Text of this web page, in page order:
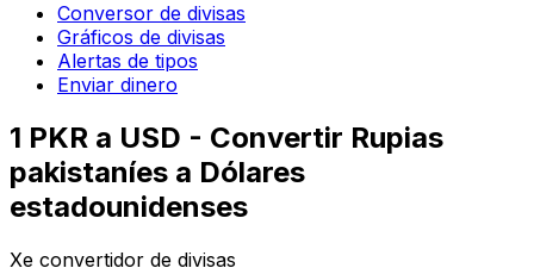
Conversor de divisas
Gráficos de divisas
Alertas de tipos
Enviar dinero
1 PKR a USD - Convertir Rupias
pakistaníes a Dólares
estadounidenses
Xe convertidor de divisas